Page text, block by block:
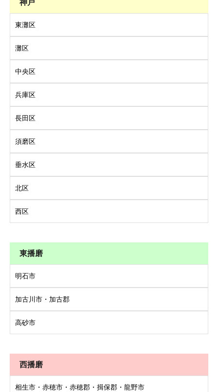
東灘区
灘区
中央区
兵庫区
長田区
須磨区
垂水区
北区
西区
東播磨
明石市
加古川市・加古郡
高砂市
西播磨
相生市・赤穂市・赤穂郡・揖保郡・龍野市